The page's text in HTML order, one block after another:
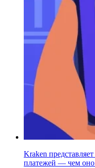
Kraken
платежей — чем оно